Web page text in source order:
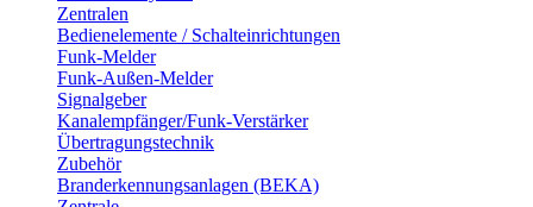
Zentralen
Bedienelemente / Schalteinrichtungen
Funk-Melder
Funk-Außen-Melder
Signalgeber
Kanalempfänger/Funk-Verstärker
Übertragungstechnik
Zubehör
Branderkennungsanlagen (BEKA)